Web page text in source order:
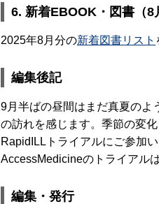
6. 新着EBOOK・図書（8
2025年8月分の新着図書リスト
編集後記
9月半ばの昼間はまだ真夏のよ
の訪れを感じます。季節の変
RapidILLトライアルにご参加
AccessMedicineのトライアル
編集・発行